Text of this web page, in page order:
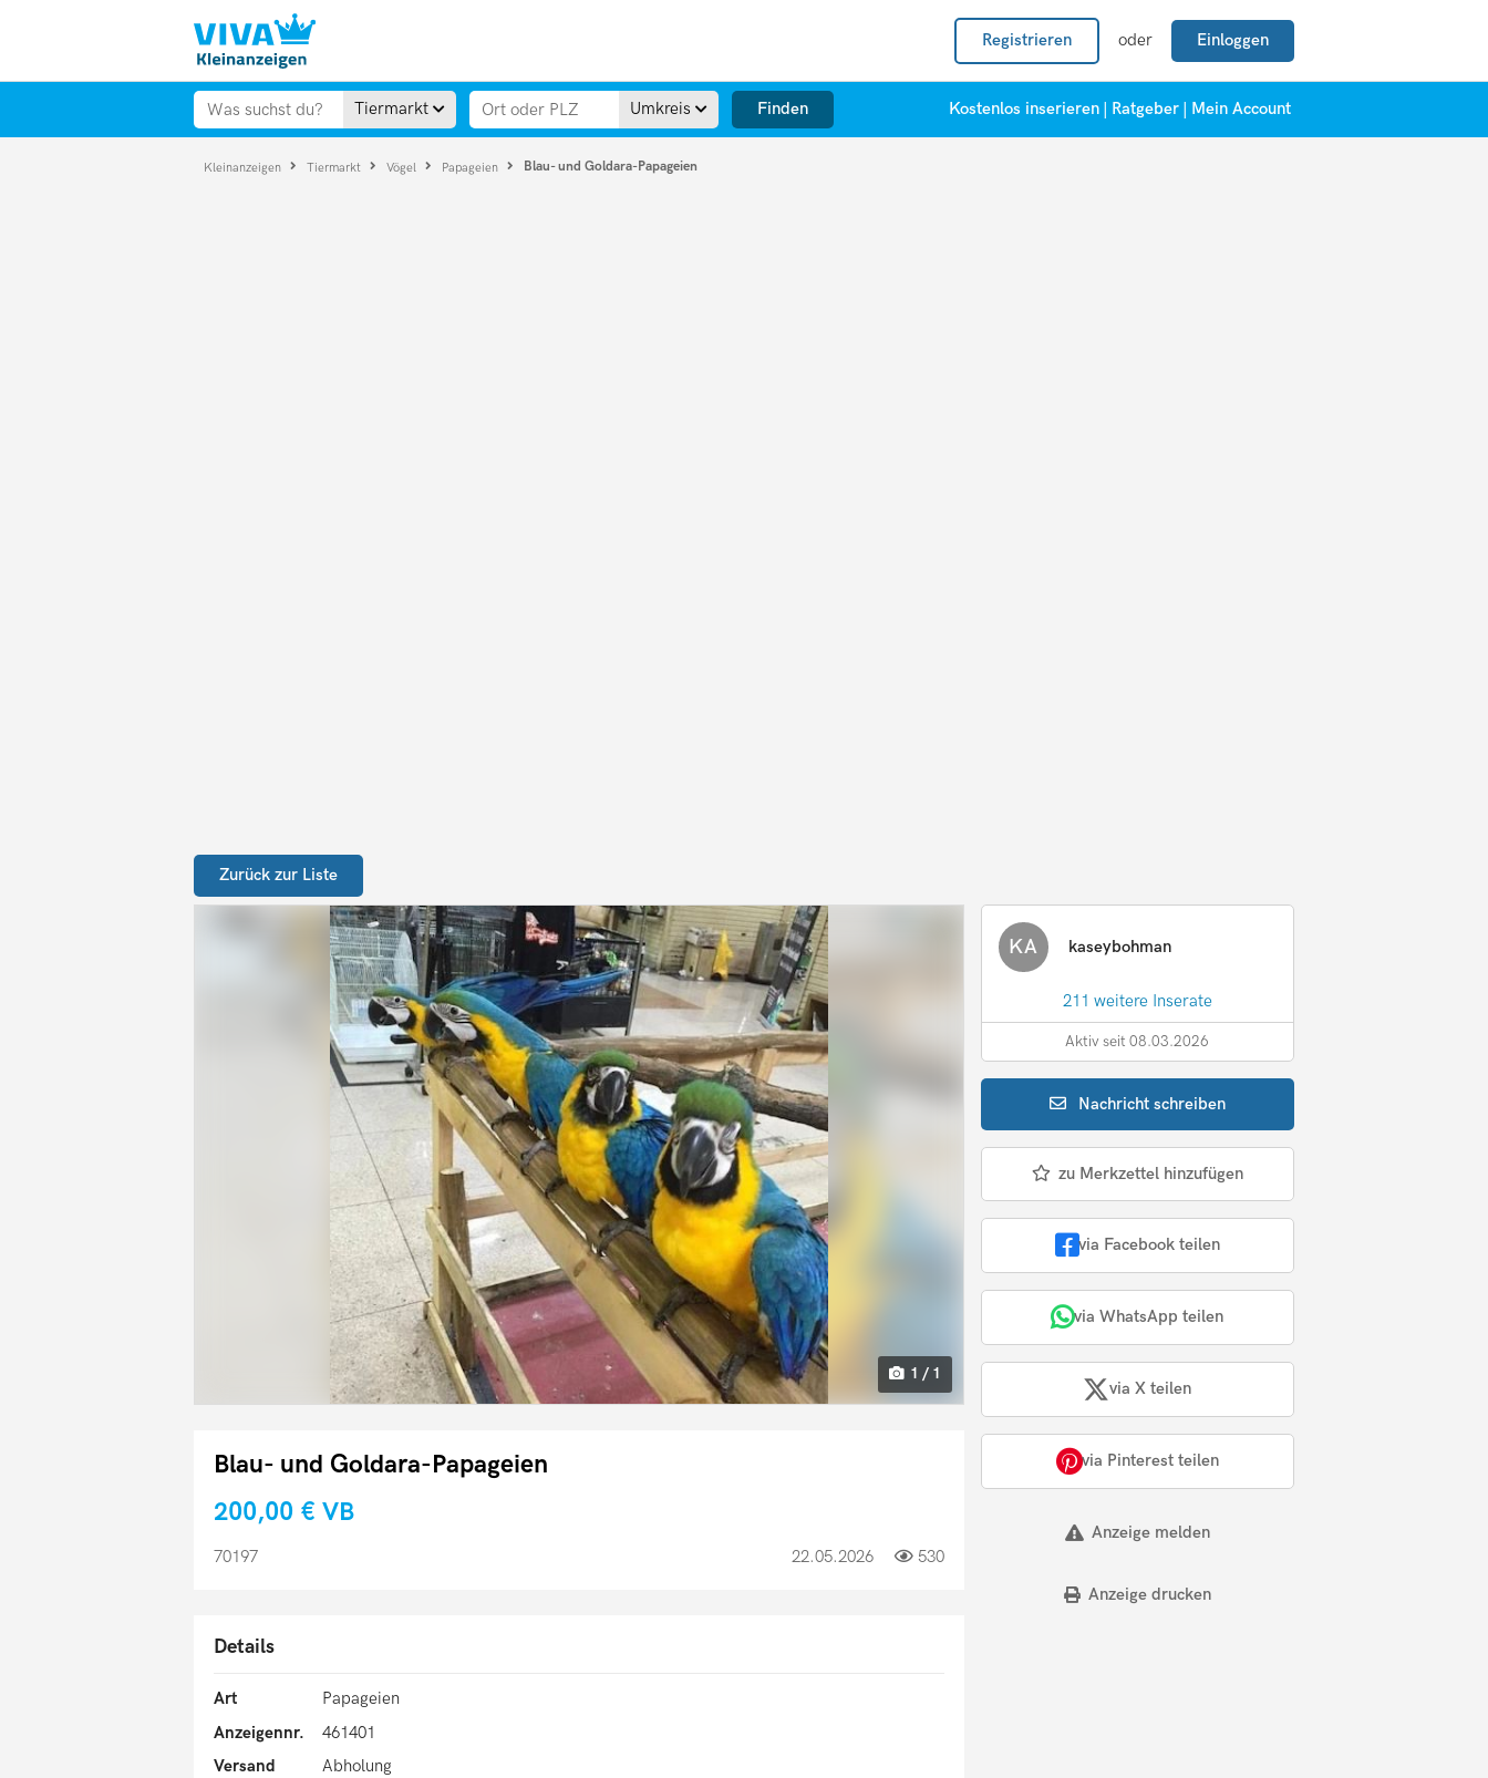
Registrieren oder Einloggen
Tiermarkt Umkreis Finden Kostenlos inserieren Ratgeber Mein Account
Kleinanzeigen Tiermarkt Vögel Papageien Blau- und Goldara-Papageien
Zurück zur Liste
1 / 1
Blau- und Goldara-Papageien
200,00 € VB
70197 22.05.2026 530
Details
Art
Papageien
Anzeigennr.
461401
Versand
Abholung
KA kaseybohman
211 weitere Inserate
Aktiv seit 08.03.2026
Nachrichtschreiben
zu Merkzettel hinzufügen
via Facebook teilen
via WhatsApp teilen
via X teilen
via Pinterest teilen
Anzeige melden
Anzeige drucken